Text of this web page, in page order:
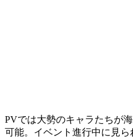
PVでは大勢のキャラたちが
可能。イベント進行中に見